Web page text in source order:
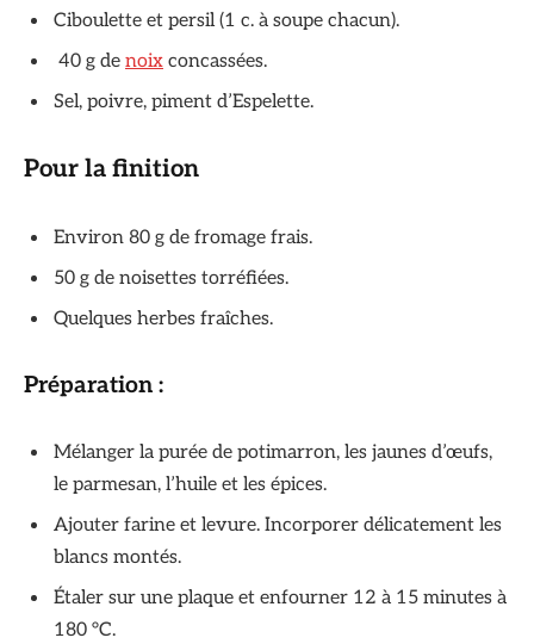
Ciboulette et persil (1 c. à soupe chacun).
40 g de noix concassées.
Sel, poivre, piment d’Espelette.
Pour la finition
Environ 80 g de fromage frais.
50 g de noisettes torréfiées.
Quelques herbes fraîches.
Préparation :
Mélanger la purée de potimarron, les jaunes d’œufs,
le parmesan, l’huile et les épices.
Ajouter farine et levure. Incorporer délicatement les
blancs montés.
Étaler sur une plaque et enfourner 12 à 15 minutes à
180 °C.